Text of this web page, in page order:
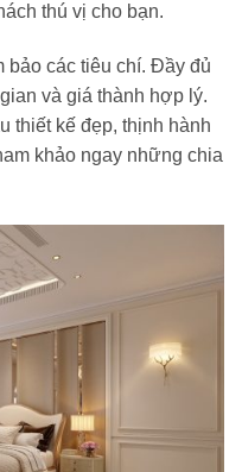
thú vị cho bạn.
bảo các tiêu chí. Đầy đủ
và giá thành hợp lý.
thiết kế đẹp, thịnh hành
khảo ngay những chia